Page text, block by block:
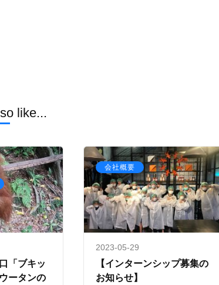
like...
「ブキッ
ータンの
会社概要
2023-05-29
【インターンシップ募集の
お知らせ】